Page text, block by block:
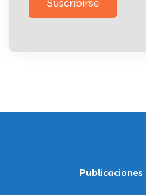
Suscribirse